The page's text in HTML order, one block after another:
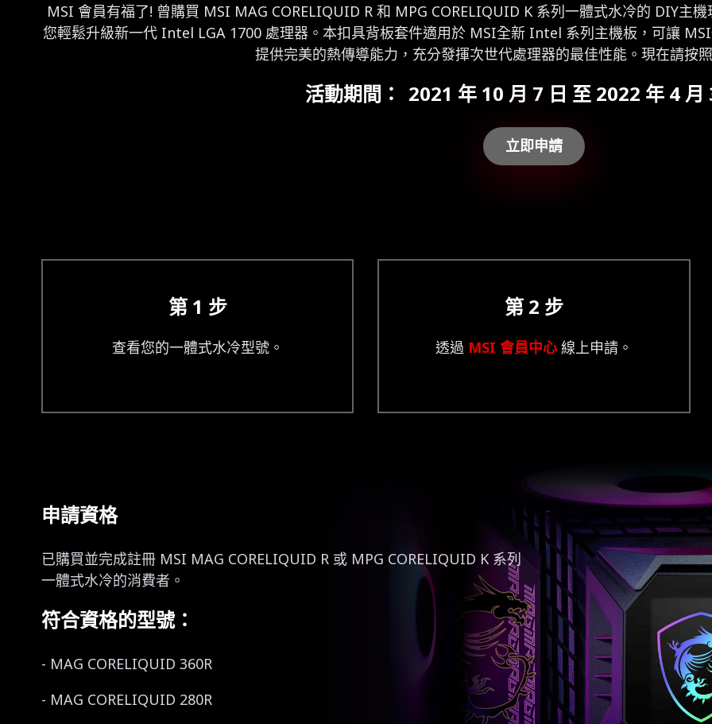
MSI 會員有福了! 曾購買 MSI MAG CORELIQUID R 和 MPG CORELIQUID K 系列一體式水冷的 DIY主
您輕鬆升級新一代 Intel LGA 1700 處理器。本扣具背板套件適用於 MSI全新 Intel 系列主機板，可讓
提供完美的熱傳導能力，充分發揮次世代處理器的最佳性能。現在請按
活動期間： 2021 年 10 月 7 日 至 2022 年 4 月
立即申請
第 1 步
查看您的一體式水冷型號。
第 2 步
透過 MSI 會員中心線上申請。
申請資格
已購買並完成註冊 MSI MAG CORELIQUID R 或 MPG CORELIQUID K 系列
一體式水冷的消費者。
符合資格的型號：
- MAG CORELIQUID 360R
- MAG CORELIQUID 280R